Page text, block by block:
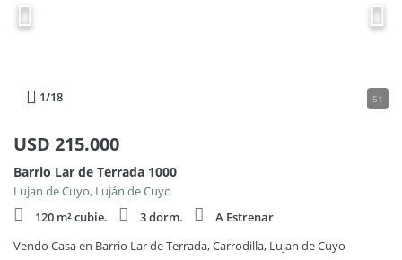
1/18 51
USD 215.000
Barrio Lar de Terrada 1000
Lujan de Cuyo, Luján de Cuyo
120 m² cubie.
3 dorm.
A Estrenar
Vendo Casa en Barrio Lar de Terrada, Carrodilla, Lujan de Cuyo